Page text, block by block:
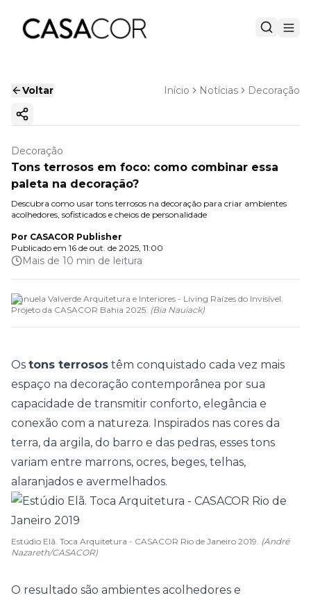
Voltar Início Notícias Decoração
Copiar link
Decoração
Tons terrosos em foco: como combinar essa
paleta na decoração?
Descubra como usar tons terrosos na decoração para criar ambientes
acolhedores, sofisticados e cheios de personalidade
Por CASACOR Publisher
Publicado em 16 de out. de 2025, 11:00
Mais de 10 min de leitura
Manuela Valverde Arquitetura e Interiores - Living Raízes do Invisível.
Projeto da CASACOR Bahia 2025. (Bia Nauiack)
Os tons terrosos têm conquistado cada vez mais
espaço na decoração contemporânea por sua
capacidade de transmitir conforto, elegância e
conexão com a natureza. Inspirados nas cores da
terra, da argila, do barro e das pedras, esses tons
variam entre marrons, ocres, beges, telhas,
alaranjados e avermelhados.
Estúdio Elã. Toca Arquitetura - CASACOR Rio de Janeiro 2019. (André
Nazareth/CASACOR)
O resultado são ambientes acolhedores e